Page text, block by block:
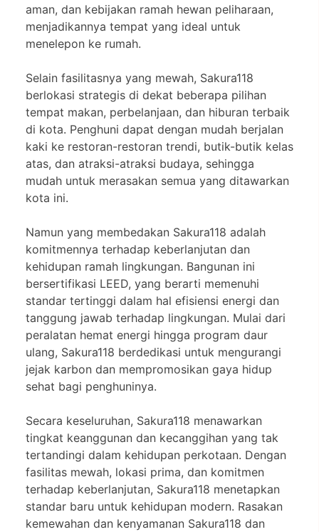
aman, dan kebijakan ramah hewan peliharaan,
menjadikannya tempat yang ideal untuk
menelepon ke rumah.
Selain fasilitasnya yang mewah, Sakura118
berlokasi strategis di dekat beberapa pilihan
tempat makan, perbelanjaan, dan hiburan terbaik
di kota. Penghuni dapat dengan mudah berjalan
kaki ke restoran-restoran trendi, butik-butik kelas
atas, dan atraksi-atraksi budaya, sehingga
mudah untuk merasakan semua yang ditawarkan
kota ini.
Namun yang membedakan Sakura118 adalah
komitmennya terhadap keberlanjutan dan
kehidupan ramah lingkungan. Bangunan ini
bersertifikasi LEED, yang berarti memenuhi
standar tertinggi dalam hal efisiensi energi dan
tanggung jawab terhadap lingkungan. Mulai dari
peralatan hemat energi hingga program daur
ulang, Sakura118 berdedikasi untuk mengurangi
jejak karbon dan mempromosikan gaya hidup
sehat bagi penghuninya.
Secara keseluruhan, Sakura118 menawarkan
tingkat keanggunan dan kecanggihan yang tak
tertandingi dalam kehidupan perkotaan. Dengan
fasilitas mewah, lokasi prima, dan komitmen
terhadap keberlanjutan, Sakura118 menetapkan
standar baru untuk kehidupan modern. Rasakan
kemewahan dan kenyamanan Sakura118 dan